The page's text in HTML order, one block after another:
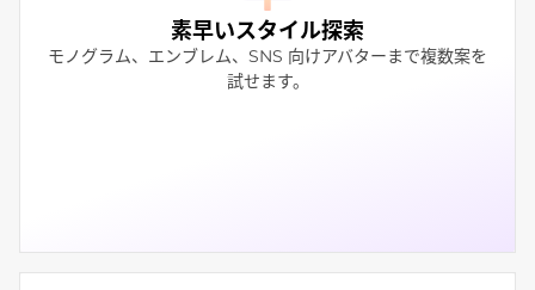
素早いスタイル探索
モノグラム、エンブレム、SNS 向けアバターまで複数案を
試せます。